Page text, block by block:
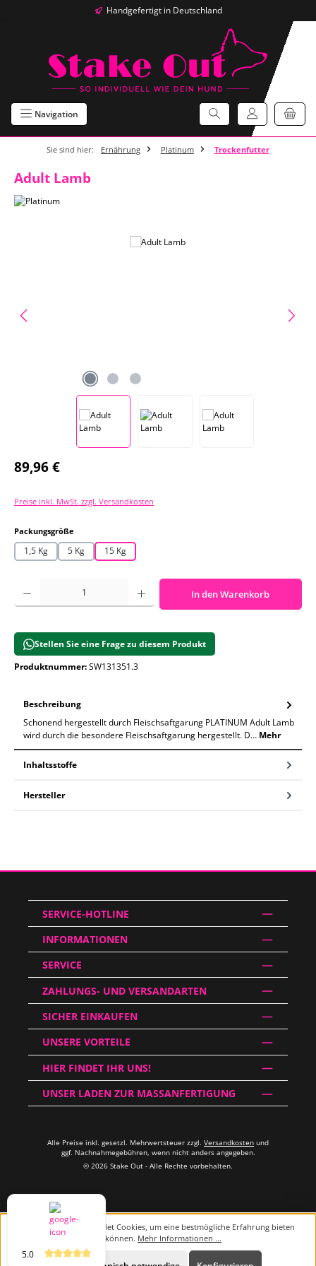
Zum Hauptinhalt springenHandgefertigt in Deutschland
Navigation
Sie sind hier: Ernährung Platinum Trockenfutter
Adult Lamb
Regulärer Preis:
89,96 €
Preise inkl. MwSt. zzgl. Versandkosten
Packungsgröße
1,5 Kg 5 Kg 15 Kg
Produkt Anzahl: Gib den gewünschten Wert ein oder benutze die
In den Warenkorb
Stellen Sie eine Frage zu diesem Produkt
Produktnummer:SW131351.3
Beschreibung
Schonend hergestellt durch Fleischsaftgarung PLATINUM Adult Lamb
wird durch die besondere Fleischsaftgarung hergestellt. D… Mehr
Inhaltsstoffe
Hersteller
5.0
SERVICE-HOTLINE
INFORMATIONEN
SERVICE
ZAHLUNGS- UND VERSANDARTEN
SICHER EINKAUFEN
UNSERE VORTEILE
HIER FINDET IHR UNS!
UNSER LADEN ZUR MASSANFERTIGUNG
Alle Preise inkl. gesetzl. Mehrwertsteuer zzgl. Versandkosten und
ggf. Nachnahmegebühren, wenn nicht anders angegeben.
© 2026 Stake Out - Alle Rechte vorbehalten.
Diese Website verwendet Cookies, um eine bestmögliche Erfahrung bieten
zu können. Mehr Informationen ...